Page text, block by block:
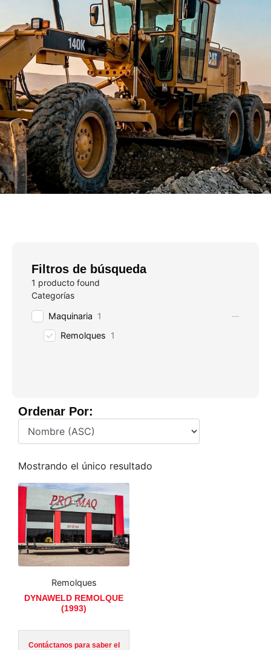
Filtros de búsqueda
1 producto found
Categorías
Maquinaria 1
Remolques 1
Ordenar Por:
Mostrando el único resultado
Remolques
DYNAWELD REMOLQUE
(1993)
Contáctanos para saber el